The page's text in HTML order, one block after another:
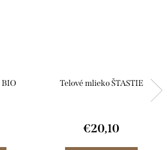
BIO Telové mlieko ŠTASTIE
€20,10